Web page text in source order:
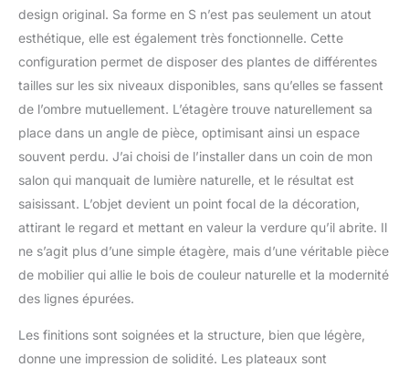
absolue : les sangles de
pour garder le support
sécurisé, ce qui le rend
sûr pour les maisons
avec des enfants et des
animaux domestiques.
En seulement 30
minutes, vous pouvez
profiter d'une étagère à
plantes élégante et
robuste qui améliore
votre espace. [Élégant et
peu encombrant] : ce
support de plantes à 6
bois pour un design
robuste et élégant. Sa
design original. Sa forme en S n’est pas seulement un atout
esthétique, elle est également très fonctionnelle. Cette
configuration permet de disposer des plantes de différentes
tailles sur les six niveaux disponibles, sans qu’elles se fassent
de l’ombre mutuellement. L’étagère trouve naturellement sa
place dans un angle de pièce, optimisant ainsi un espace
souvent perdu. J’ai choisi de l’installer dans un coin de mon
salon qui manquait de lumière naturelle, et le résultat est
saisissant. L’objet devient un point focal de la décoration,
attirant le regard et mettant en valeur la verdure qu’il abrite. Il
ne s’agit plus d’une simple étagère, mais d’une véritable pièce
de mobilier qui allie le bois de couleur naturelle et la modernité
des lignes épurées.
Les finitions sont soignées et la structure, bien que légère,
donne une impression de solidité. Les plateaux sont